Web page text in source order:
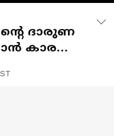
ദാരുണ
കാരണം